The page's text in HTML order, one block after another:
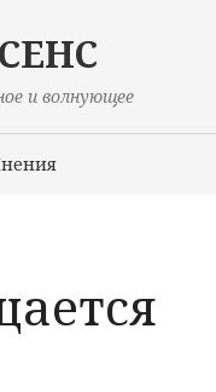
и волнующее